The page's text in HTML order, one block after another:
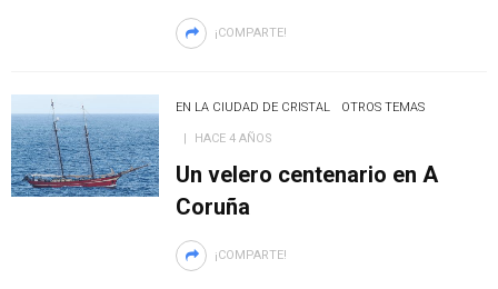
¡COMPARTE!
EN LA CIUDAD DE CRISTAL OTROS TEMAS
HACE 4 AÑOS
Un velero centenario en A
Coruña
¡COMPARTE!